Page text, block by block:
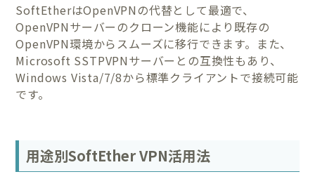
SoftEtherはOpenVPNの代替として最適で、
OpenVPNサーバーのクローン機能により既存の
OpenVPN環境からスムーズに移行できます。また、
Microsoft SSTPVPNサーバーとの互換性もあり、
Windows Vista/7/8から標準クライアントで接続可能
です。
用途別SoftEther VPN活用法